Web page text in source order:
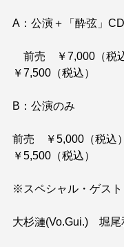
A：公演＋「酔弦」
前売　￥7,000（税
￥7,500（税込）
B：公演のみ
前売　￥5,000（税込
￥5,500（税込）
※スペシャル・ゲス
大杉漣(Vo.Gui.)　堀尾